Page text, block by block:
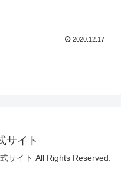
2020.12.17
サイト
サイト All Rights Reserved.